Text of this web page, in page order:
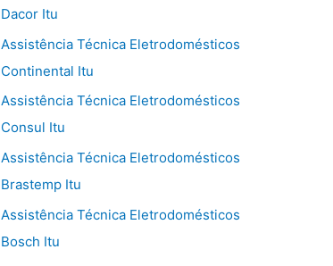
Dacor Itu
Assistência Técnica Eletrodomésticos
Continental Itu
Assistência Técnica Eletrodomésticos
Consul Itu
Assistência Técnica Eletrodomésticos
Brastemp Itu
Assistência Técnica Eletrodomésticos
Bosch Itu